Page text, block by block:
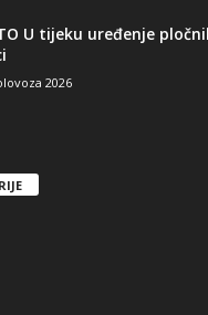
U tijeku uređenje
2026